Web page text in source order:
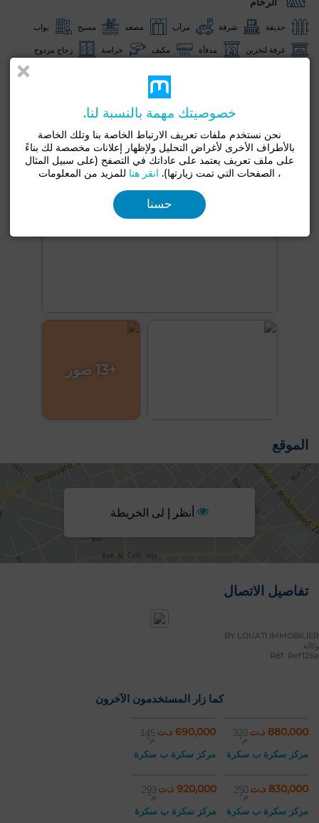
حديقة شرفة مرآب مصعد مسبح بواب
غرفة لتخزين مدفأة مكيف حراسة زجاج مزدوج
شاهد المزيد من الصور
+13 صور
الموقع
أنظر إ لى الخريطة
تفاصيل الاتصال
BY LOUATI IMMOBILIER
وكالة
Réf: Ref126a
كما زار المستخدمون الآخرون
880,000 د.ت 320
م²
مركز سكرة ب سكرة
690,000 د.ت 145
م²
مركز سكرة ب سكرة
830,000 د.ت 250
م²
مركز سكرة ب سكرة
920,000 د.ت 293
م²
مركز سكرة ب سكرة
خصوصيتك مهمة بالنسبة لنا.
نحن نستخدم ملفات تعريف الارتباط الخاصة بنا وتلك الخاصة
بالأطراف الأخرى لأغراض التحليل ولإظهار إعلانات مخصصة لك بناءً
على ملف تعريف يعتمد على عاداتك في التصفح (على سبيل المثال
، الصفحات التي تمت زيارتها). انقر هنا للمزيد من المعلومات
حسنا